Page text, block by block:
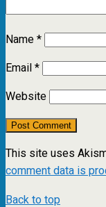
Name*
Email*
Website
This site uses
comment data is
Back to top